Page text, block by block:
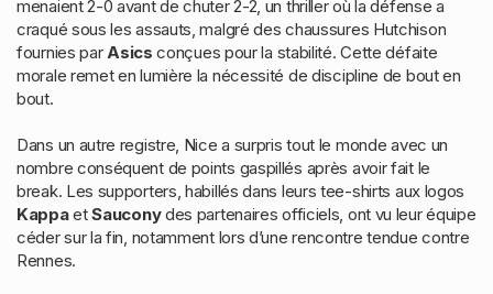
menaient 2-0 avant de chuter 2-2, un thriller où la défense a
craqué sous les assauts, malgré des chaussures Hutchison
fournies parAsics conçues pour la stabilité. Cette défaite
morale remet en lumière la nécessité de discipline de bout en
bout.
Dans un autre registre, Nice a surpris tout le monde avec un
nombre conséquent de points gaspillés après avoir fait le
break. Les supporters, habillés dans leurs tee-shirts aux logos
KappaetSauconydes partenaires officiels, ont vu leur équipe
céder sur la fin, notamment lors d’une rencontre tendue contre
Rennes.